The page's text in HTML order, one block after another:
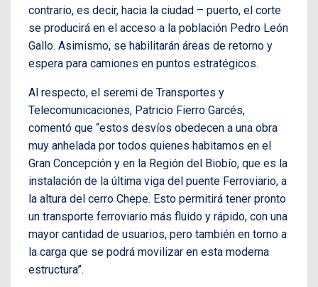
contrario, es decir, hacia la ciudad – puerto, el corte
se producirá en el acceso a la población Pedro León
Gallo. Asimismo, se habilitarán áreas de retorno y
espera para camiones en puntos estratégicos.
Al respecto, el seremi de Transportes y
Telecomunicaciones, Patricio Fierro Garcés,
comentó que “estos desvíos obedecen a una obra
muy anhelada por todos quienes habitamos en el
Gran Concepción y en la Región del Biobío, que es la
instalación de la última viga del puente Ferroviario, a
la altura del cerro Chepe. Esto permitirá tener pronto
un transporte ferroviario más fluido y rápido, con una
mayor cantidad de usuarios, pero también en torno a
la carga que se podrá movilizar en esta moderna
estructura”.